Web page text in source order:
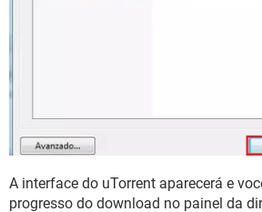
A interface do uTorrent aparecerá e
progresso do download no painel da